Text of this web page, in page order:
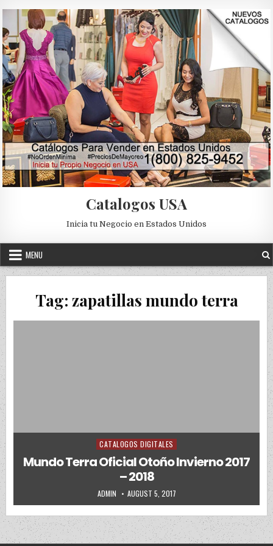
Catalogos USA
Inicia tu Negocio en Estados Unidos
MENU
Tag: zapatillas mundo terra
Posted in
CATALOGOS DIGITALES
Mundo Terra Oficial Otoño Invierno 2017
– 2018
AUTHOR:
ADMIN PUBLISHED DATE:
AUGUST 5, 2017